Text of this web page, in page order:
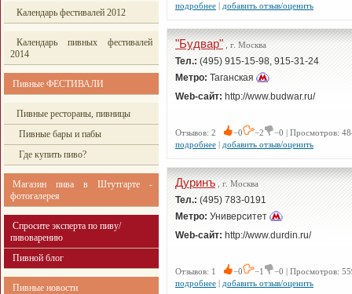
Календарь фестивалей 2012
Календарь пивных фестивалей
2014
Пивные ФЕСТИВАЛИ
Пивные рестораны, пивницы
Пивные бары и пабы
Где купить пиво?
Магазин пива в Штутгарте -
фотогалерея
Спросите эксперта по пиву/
пивоварению
Пивной блог
Пивные новости
подробнее | добавить отзыв/оценить
"Будвар", г. Москва
Тел.: (495) 915-15-98, 915-31-24
Метро: Таганская
Web-сайт: http://www.budwar.ru/
Отзывов: 2 −0 −2
−0 | Просмотров:
подробнее | добавить отзыв/оценить
Дуринъ, г. Москва
Тел.: (495) 783-0191
Метро: Университет
Web-сайт: http://www.durdin.ru/
Отзывов: 1 −0 −1
−0 | Просмотров:
подробнее | добавить отзыв/оценить